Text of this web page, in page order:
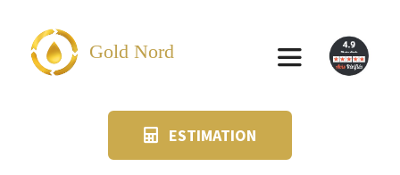
contenu
Gold Nord
Toggle
ESTIMATION